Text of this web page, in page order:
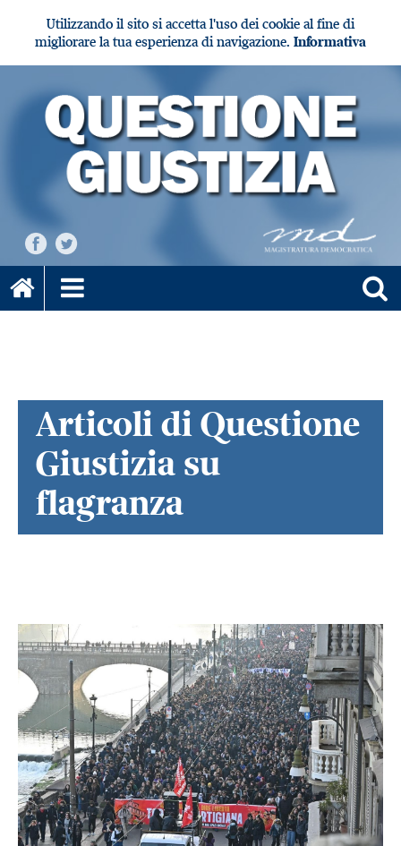
Utilizzando il sito si accetta l'uso dei cookie al fine di
migliorare la tua esperienza di navigazione. Informativa
Articoli di Questione
Giustizia su
flagranza